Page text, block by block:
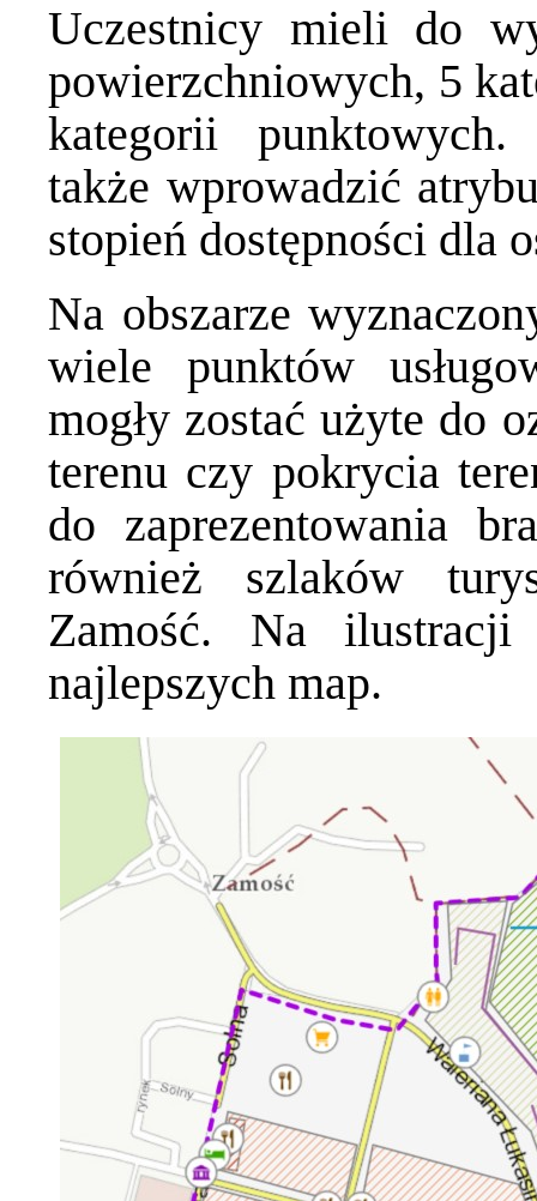
Uczestnicy mieli do
powierzchniowych, 5
kategorii
także wprowadzić
stopień dostępności dla
Na obszarze
wiele punktów
mogły zostać użyte do
terenu czy pokrycia
do zaprezentowania
również szlaków
Zamość. Na
najlepszych map.